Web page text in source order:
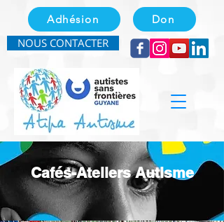
Adhésion Don
NOUS CONTACTER
Cafés-Ateliers Autisme